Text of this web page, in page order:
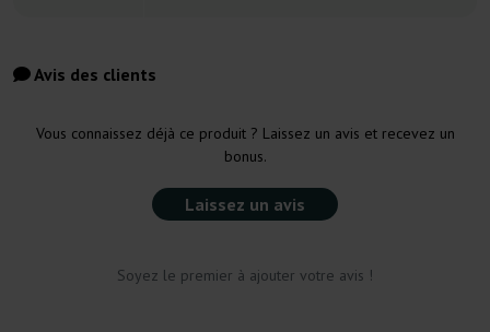
Avis des clients
Vous connaissez déjà ce produit ? Laissez un avis et recevez un
bonus.
Laissez un avis
Soyez le premier à ajouter votre avis !